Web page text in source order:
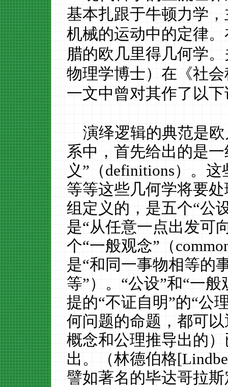
基本扎跟于牛顿力学
机械的运动中的定律
腊的欧几里得几何学
物理学博士）在《社
一文中曾对其作了以
演绎逻辑的典范是
系中，首先给出的是
义”（definitions）。
等等这些几何学将要
组定义的，是五个“公
是“从任意一点出发可
个“一般观念”（
是“和同一事物相等的
等”）。“公设”和“一
提的“不证自明”的“公
何问题的命题，都可
概念和公理推导出的
出。（林德伯格
譬如著名的毕达哥拉